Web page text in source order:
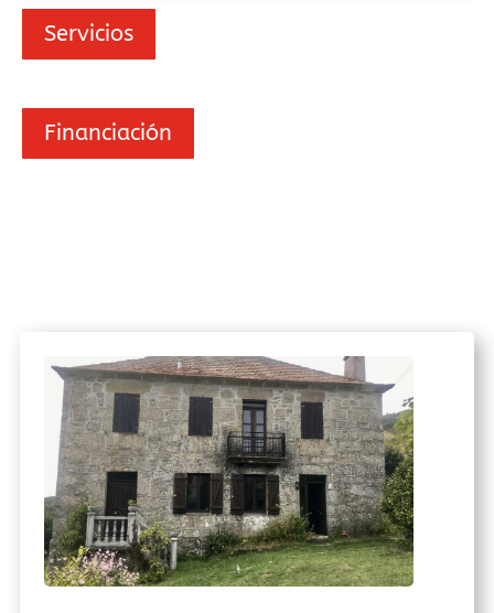
Servicios
Financiación